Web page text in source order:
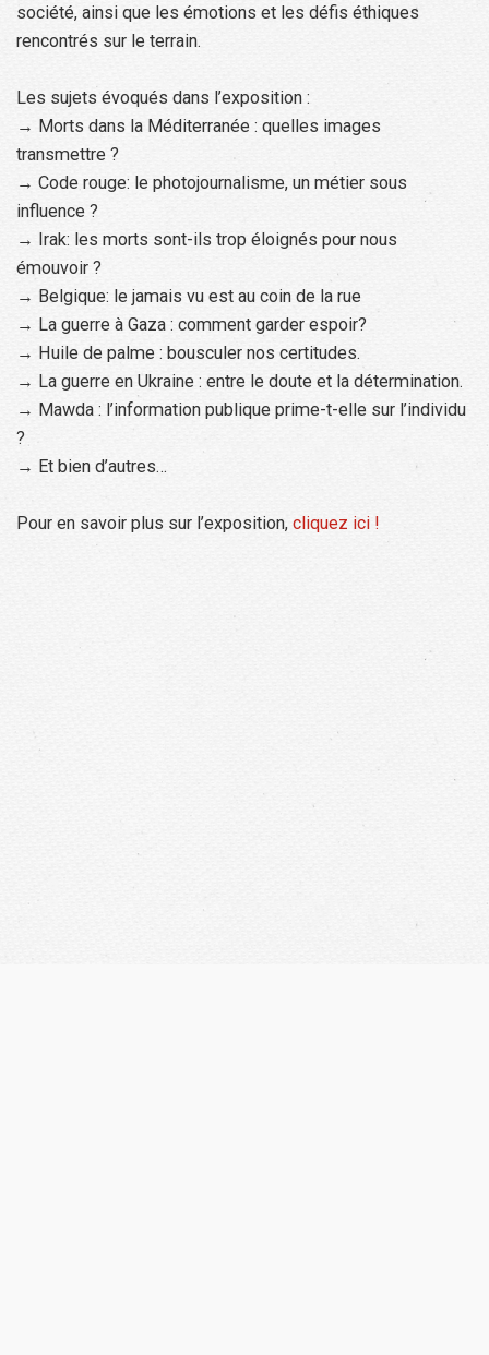
société, ainsi que les émotions et les défis éthiques
rencontrés sur le terrain.
Les sujets évoqués dans l’exposition :
→ Morts dans la Méditerranée : quelles images
transmettre ?
→ Code rouge: le photojournalisme, un métier sous
influence ?
→ Irak: les morts sont-ils trop éloignés pour nous
émouvoir ?
→ Belgique: le jamais vu est au coin de la rue
→ La guerre à Gaza : comment garder espoir?
→ Huile de palme : bousculer nos certitudes.
→ La guerre en Ukraine : entre le doute et la détermination.
→ Mawda : l’information publique prime-t-elle sur l’individu
?
→ Et bien d’autres…
Pour en savoir plus sur l’exposition, cliquez ici !